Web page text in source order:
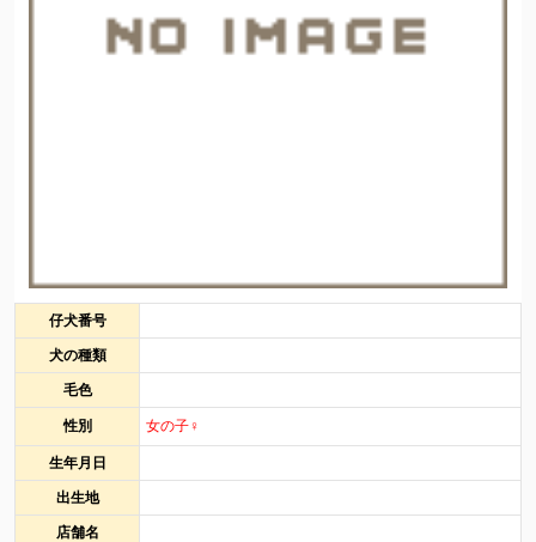
仔犬番号
犬の種類
毛色
性別 女の子♀
生年月日
出生地
店舗名